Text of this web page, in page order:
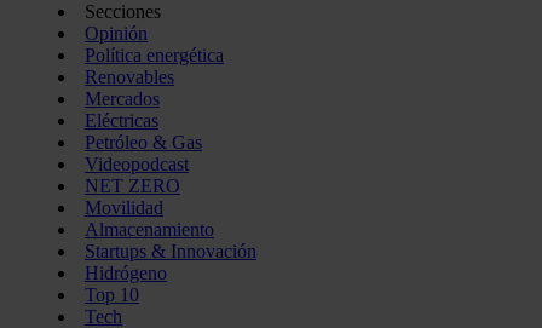
Secciones
Opinión
Política energética
Renovables
Mercados
Eléctricas
Petróleo & Gas
Videopodcast
NET ZERO
Movilidad
Almacenamiento
Startups & Innovación
Hidrógeno
Top 10
Tech